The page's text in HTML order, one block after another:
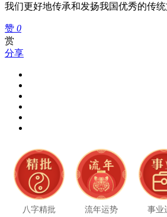
我们更好地传承和发扬我国优秀的传统
赞 0
赏
分享
八字精批 流年运势 事业